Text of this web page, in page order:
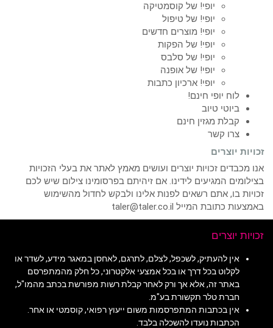
יופי! של קוסמטיקה
יופי! של טיפול
יופי! מוצרים חדשים
יופי! של הפקות
יופי! של סלבס
יופי! של אופנה
יופי! ארכיון כתבות
לוח יופי חינם!
ביוטי טיוב
קבלת מגזין חינם
צרו קשר
זכויות יוצרים
אנו מכבדים זכויות יוצרים ועושים מאמץ לאתר את בעלי הזכויות
בצילומים המגיעים לידינו. אם זיהיתם בפרסומינו צילום שיש לכם
זכויות בו, אתם רשאים לפנות אלינו ולבקש לחדול מהשימוש
באמצעות כתובת המייל taler@taler.co.il
זכויות יוצרים
אין להעתיק, לשכפל, לצלם, לתרגם, לאחסן במאגר מידע, לשדר או
לקלוט בכל דרך או בכל אמצעי אלקטרוני, כל חלק מהמתפרסם
באתר זה, אלא אך ורק לאחר קבלת רשות מפורשת בכתב מהמו"ל,
חברת טלר תקשורת בע"מ.
אין בכתבות המתפרסמות משום ייעוץ רפואי, קוסמטי או אחר.
הכתבות נועדו להשכלה בלבד.